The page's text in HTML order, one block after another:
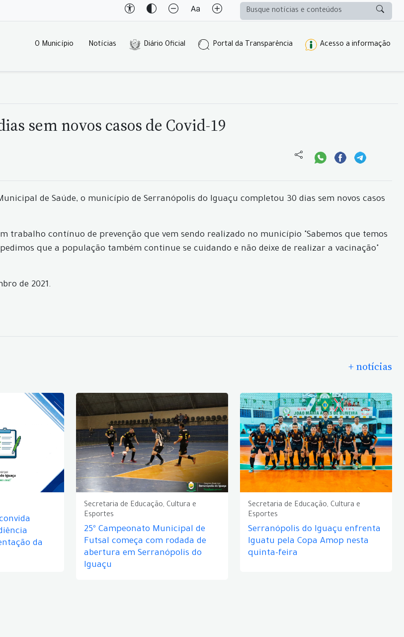
O Município Notícias Diário Oficial Portal da Transparência Acesso a informação
sem novos casos de Covid-19
de Saúde, o município de Serranópolis do Iguaçu completou 30 dias sem novos casos
trabalho contínuo de prevenção que vem sendo realizado no município "Sabemos que temos
que a população também continue se cuidando e não deixe de realizar a vacinação"
de 2021.
+ notícias
da
Secretaria de Educação, Cultura e
Esportes
25º Campeonato Municipal de
Futsal começa com rodada de
abertura em Serranópolis do
Iguaçu
Secretaria de Educação, Cultura e
Esportes
Serranópolis do Iguaçu enfrenta
Iguatu pela Copa Amop nesta
quinta-feira